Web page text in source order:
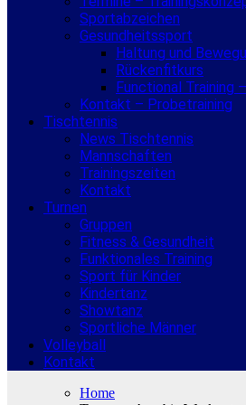
Sportabzeichen
Gesundheitssport
Haltung und
Rückenfitkurs
Functional Training
Kontakt – Probetraining
Tischtennis
News Tischtennis
Mannschaften
Trainingszeiten
Kontakt
Turnen
Gruppen
Fitness & Gesundheit
Funktionales Training
Sport für Kinder
Kindertanz
Showtanz
Sportliche Männer
Volleyball
Kontakt
Home